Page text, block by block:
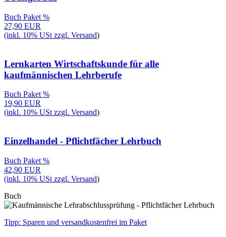
Buch Paket %
27,90 EUR
(inkl. 10% USt zzgl. Versand)
Lernkarten Wirtschaftskunde für alle
kaufmännischen Lehrberufe
Buch Paket %
19,90 EUR
(inkl. 10% USt zzgl. Versand)
Einzelhandel - Pflichtfächer Lehrbuch
Buch Paket %
42,90 EUR
(inkl. 10% USt zzgl. Versand)
Buch
Tipp: Sparen und versandkostenfrei im Paket